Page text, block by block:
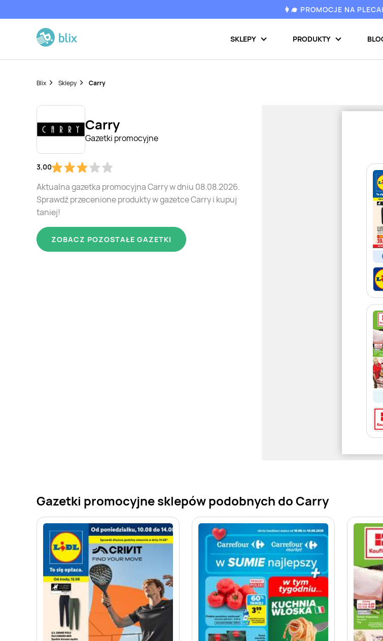
👩‍🎓 PROMOCJE NA
SKLEPY PRODUKTY
Blix Sklepy Carry
Carry
Gazetki promocyjne
3,00
Aktualna gazetka promocyjna Carry w dniu 08.08.2026.
Sprawdź przecenione produkty w gazetce Carry i kupuj
taniej!
ZOBACZ POZOSTAŁE GAZETKI
Gazetki promocyjne sklepów podobnych do Carry